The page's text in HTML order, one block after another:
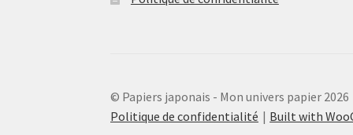
© Papiers japonais - Mon univers papier 2026
Politique de confidentialité
Built with